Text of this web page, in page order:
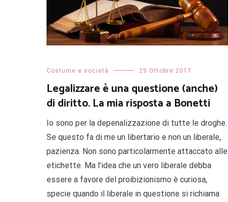
Costume e società 29 Ottobre 2017
Legalizzare è una questione (anche)
di diritto. La mia risposta a Bonetti
Io sono per la depenalizzazione di tutte le droghe.
Se questo fa di me un libertario e non un liberale,
pazienza. Non sono particolarmente attaccato alle
etichette. Ma l’idea che un vero liberale debba
essere a favore del proibizionismo è curiosa,
specie quando il liberale in questione si richiama